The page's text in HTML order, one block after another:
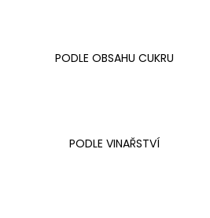
PODLE OBSAHU CUKRU
PODLE VINAŘSTVÍ